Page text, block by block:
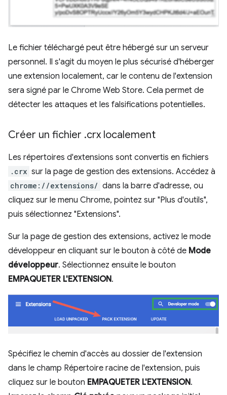
Le fichier téléchargé peut être hébergé sur un serveur
personnel. Il s'agit du moyen le plus sécurisé d'héberger
une extension localement, car le contenu de l'extension
sera signé par le Chrome Web Store. Cela permet de
détecter les attaques et les falsifications potentielles.
Créer un fichier .crx localement
Les répertoires d'extensions sont convertis en fichiers
.crx sur la page de gestion des extensions. Accédez à
chrome://extensions/ dans la barre d'adresse, ou
cliquez sur le menu Chrome, pointez sur "Plus d'outils",
puis sélectionnez "Extensions".
Sur la page de gestion des extensions, activez le mode
développeur en cliquant sur le bouton à côté de Mode
développeur. Sélectionnez ensuite le bouton
EMPAQUETER L'EXTENSION.
Spécifiez le chemin d'accès au dossier de l'extension
dans le champ Répertoire racine de l'extension, puis
cliquez sur le bouton EMPAQUETER L'EXTENSION.